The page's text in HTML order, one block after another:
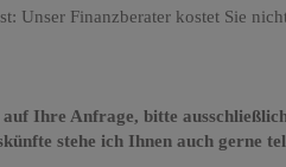
Unser Finanzberater kostet Sie
Ihre Anfrage, bitte
stehe ich Ihnen auch gerne